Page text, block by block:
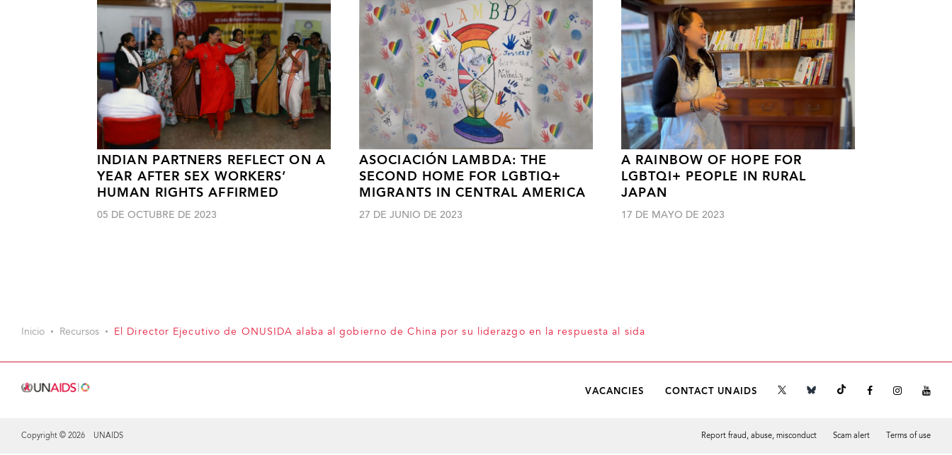
INDIAN PARTNERS REFLECT ON A
YEAR AFTER SEX WORKERS’
HUMAN RIGHTS AFFIRMED
05 DE OCTUBRE DE 2023
ASOCIACIÓN LAMBDA: THE
SECOND HOME FOR LGBTIQ+
MIGRANTS IN CENTRAL AMERICA
27 DE JUNIO DE 2023
A RAINBOW OF HOPE FOR
LGBTQI+ PEOPLE IN RURAL
JAPAN
17 DE MAYO DE 2023
Inicio Recursos El Director Ejecutivo de ONUSIDA alaba al gobierno de China por su liderazgo en la respuesta al sida
VACANCIES CONTACT UNAIDS
Copyright © 2026 UNAIDS Report fraud, abuse, misconduct Scam alert Terms of use